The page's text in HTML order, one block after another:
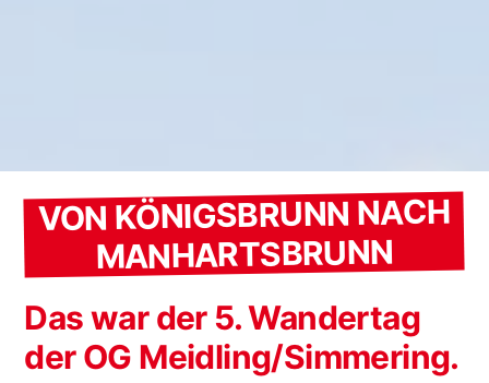
VON KÖNIGSBRUNN NACH
MANHARTSBRUNN
Das war der 5. Wandertag
der OG Meidling/Simmering.